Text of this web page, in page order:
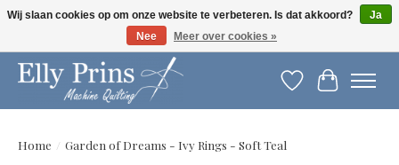
Let op: gewijzigde openingstijden!
Verlanglijst
Home / Garden of Dreams - Ivy Rings - Soft Teal
Wij slaan cookies op om onze website te verbeteren. Is dat akkoord?
Ja
Nee
Meer over cookies »